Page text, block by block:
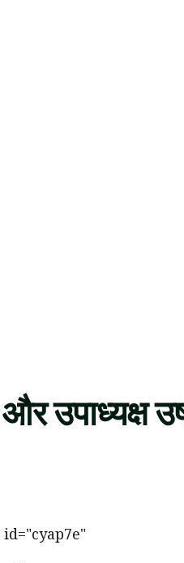
उपाध्यक्ष